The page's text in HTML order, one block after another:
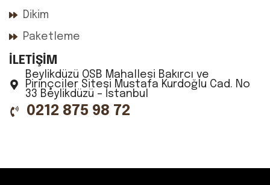
Dikim
Paketleme
İLETİŞİM
Beylikdüzü OSB Mahallesi Bakırcı ve
Pirinçciler Sitesi Mustafa Kurdoğlu Cad. No
33 Beylikdüzü – İstanbul
0212 875 98 72